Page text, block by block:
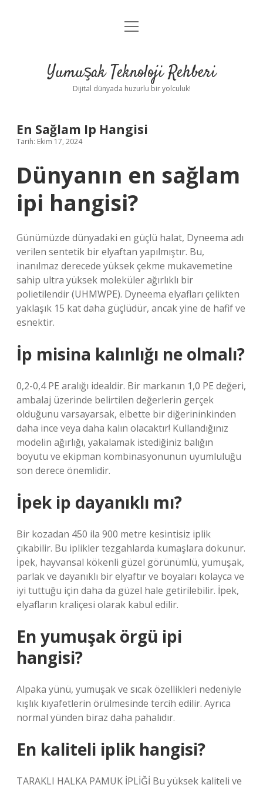
Anasayfa
Yasal Uyarı
menüyü
Yumuşak Teknoloji Rehberi
Dijital dünyada huzurlu bir yolculuk!
En Sağlam Ip Hangisi
Tarih: Ekim 17, 2024
Dünyanın en sağlam
ipi hangisi?
Günümüzde dünyadaki en güçlü halat, Dyneema adı
verilen sentetik bir elyaftan yapılmıştır. Bu,
inanılmaz derecede yüksek çekme mukavemetine
sahip ultra yüksek moleküler ağırlıklı bir
polietilendir (UHMWPE). Dyneema elyafları çelikten
yaklaşık 15 kat daha güçlüdür, ancak yine de hafif ve
esnektir.
İp misina kalınlığı ne olmalı?
0,2-0,4 PE aralığı idealdir. Bir markanın 1,0 PE değeri,
ambalaj üzerinde belirtilen değerlerin gerçek
olduğunu varsayarsak, elbette bir diğerininkinden
daha ince veya daha kalın olacaktır! Kullandığınız
modelin ağırlığı, yakalamak istediğiniz balığın
boyutu ve ekipman kombinasyonunun uyumluluğu
son derece önemlidir.
İpek ip dayanıklı mı?
Bir kozadan 450 ila 900 metre kesintisiz iplik
çıkabilir. Bu iplikler tezgahlarda kumaşlara dokunur.
İpek, hayvansal kökenli güzel görünümlü, yumuşak,
parlak ve dayanıklı bir elyaftır ve boyaları kolayca ve
iyi tuttuğu için daha da güzel hale getirilebilir. İpek,
elyafların kraliçesi olarak kabul edilir.
En yumuşak örgü ipi
hangisi?
Alpaka yünü, yumuşak ve sıcak özellikleri nedeniyle
kışlık kıyafetlerin örülmesinde tercih edilir. Ayrıca
normal yünden biraz daha pahalıdır.
En kaliteli iplik hangisi?
TARAKLI HALKA PAMUK İPLİĞİ Bu yüksek kaliteli ve